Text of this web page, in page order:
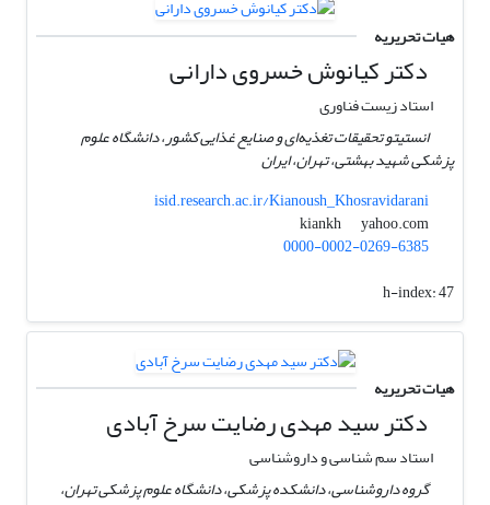
هیات تحریریه
دکتر کیانوش خسروی دارانی
استاد زیست فناوری
انستیتو تحقیقات تغذیه‌ای و صنایع غذایی کشور، دانشگاه علوم
پزشکی شهید بهشتی، تهران، ایران
isid.research.ac.ir/Kianoush_Khosravidarani
kiankh
yahoo.com
0000-0002-0269-6385
h-index:47
هیات تحریریه
دکتر سید مهدی رضایت سرخ آبادی
استاد سم شناسی و داروشناسی
گروه داروشناسی، دانشکده پزشکی، دانشگاه علوم پزشکی تهران،